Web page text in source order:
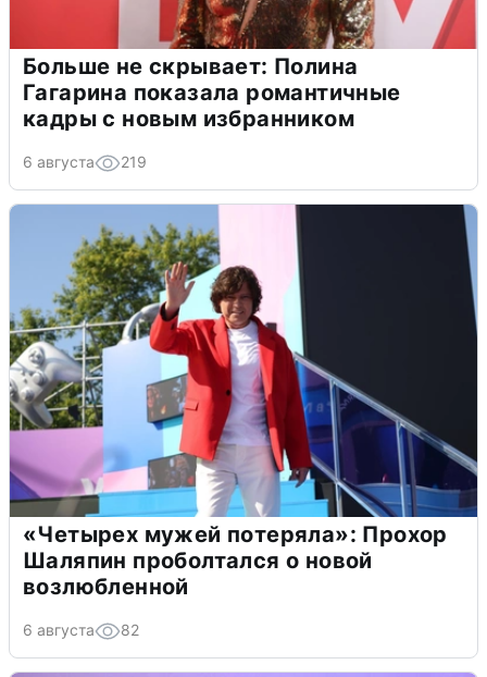
Больше не скрывает: Полина
Гагарина показала романтичные
кадры с новым избранником
6 августа 219
«Четырех мужей потеряла»: Прохор
Шаляпин проболтался о новой
возлюбленной
6 августа 82